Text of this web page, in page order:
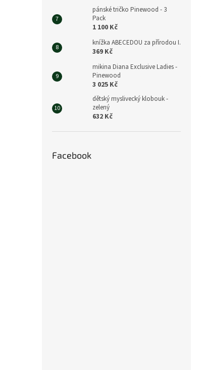
pánské tričko Pinewood - 3
Pack
1 100 Kč
knížka ABECEDOU za přírodou I.
369 Kč
mikina Diana Exclusive Ladies -
Pinewood
3 025 Kč
dětský myslivecký klobouk -
zelený
632 Kč
Facebook